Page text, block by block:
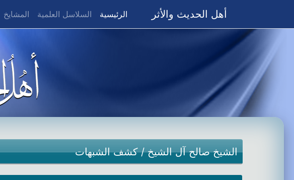
أهل الحديث والأثر الرئيسية السلاسل العلمية المشايخ
الشيخ صالح آل الشيخ/كشف الشبهات